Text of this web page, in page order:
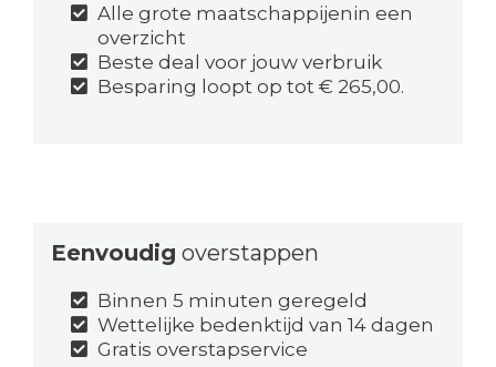
Alle grote maatschappijenin een
overzicht
Beste deal voor jouw verbruik
Besparing loopt op tot € 265,00.
Eenvoudig overstappen
Binnen 5 minuten geregeld
Wettelijke bedenktijd van 14 dagen
Gratis overstapservice